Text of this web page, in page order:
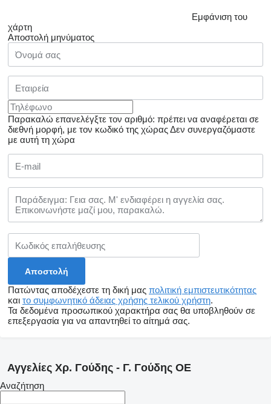
Εμφάνιση του
χάρτη
Αποστολή μηνύματος
Παρακαλώ επανελέγξτε τον αριθμό: πρέπει να αναφέρεται σε
διεθνή μορφή, με τον κωδικό της χώραςΔεν συνεργαζόμαστε
με αυτή τη χώρα
Πατώντας αποδέχεστε τη δική μας πολιτική εμπιστευτικότητας
και το συμφωνητικό άδειας χρήσης τελικού χρήστη.
Τα δεδομένα προσωπικού χαρακτήρα σας θα υποβληθούν σε
επεξεργασία για να απαντηθεί το αίτημά σας.
Αγγελίες Χρ. Γούδης - Γ. Γούδης ΟΕ
Αναζήτηση